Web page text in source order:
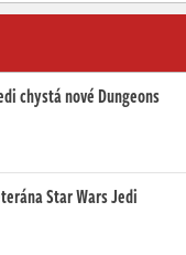
chystá nové Dungeons
Star Wars Jedi